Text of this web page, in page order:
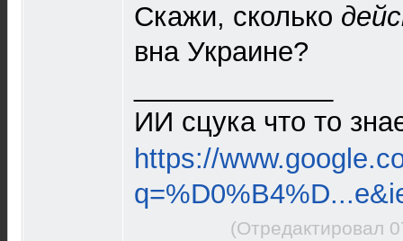
Скажи, сколько
вна Украине?
ИИ сцука что то
https://
(Отредактировал